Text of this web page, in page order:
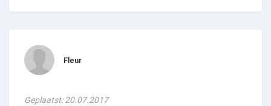
Fleur
Geplaatst: 20.07.2017